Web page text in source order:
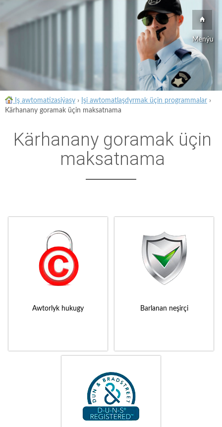
Menýu
Iş awtomatizasiýasy › Işi awtomatlaşdyrmak üçin programmalar ›
Kärhanany goramak üçin maksatnama
Kärhanany goramak üçin
maksatnama
Awtorlyk hukugy Barlanan neşirçi